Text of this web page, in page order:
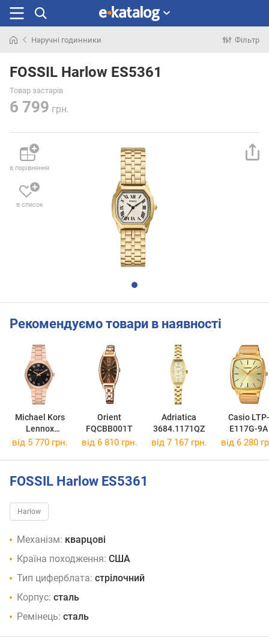
раніше
Наручні годинники Фільтр
FOSSIL Harlow ES5361
Товар застарів
6 799 грн.
в порівняння
в список
Рекомендуємо товари в наявності
Michael Kors
Lennox
MK7392
Orient
FQCBB001T
Adriatica
3684.1171QZ
Casio LTP-
E117G-9A
від 5 770 грн. від 6 810 грн. від 7 167 грн. від 6 280
FOSSIL Harlow ES5361
Harlow
Механізм: кварцові
Країна походження: США
Тип циферблата: стрілочний
Корпус: сталь
Ремінець: сталь